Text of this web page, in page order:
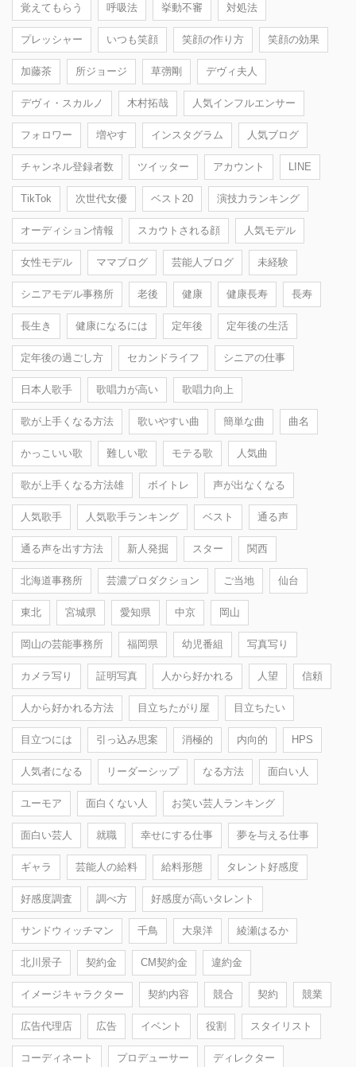
覚えてもらう 呼吸法 挙動不審 対処法
プレッシャー いつも笑顔 笑顔の作り方 笑顔の効果
加藤茶 所ジョージ 草彅剛 デヴィ夫人
デヴィ・スカルノ 木村拓哉 人気インフルエンサー
フォロワー 増やす インスタグラム 人気ブログ
チャンネル登録者数 ツイッター アカウント LINE
TikTok 次世代女優 ベスト20 演技力ランキング
オーディション情報 スカウトされる顔 人気モデル
女性モデル ママブログ 芸能人ブログ 未経験
シニアモデル事務所 老後 健康 健康長寿 長寿
長生き 健康になるには 定年後 定年後の生活
定年後の過ごし方 セカンドライフ シニアの仕事
日本人歌手 歌唱力が高い 歌唱力向上
歌が上手くなる方法 歌いやすい曲 簡単な曲 曲名
かっこいい歌 難しい歌 モテる歌 人気曲
歌が上手くなる方法雄 ボイトレ 声が出なくなる
人気歌手 人気歌手ランキング ベスト 通る声
通る声を出す方法 新人発掘 スター 関西
北海道事務所 芸濃プロダクション ご当地 仙台
東北 宮城県 愛知県 中京 岡山
岡山の芸能事務所 福岡県 幼児番組 写真写り
カメラ写り 証明写真 人から好かれる 人望 信頼
人から好かれる方法 目立ちたがり屋 目立ちたい
目立つには 引っ込み思案 消極的 内向的 HPS
人気者になる リーダーシップ なる方法 面白い人
ユーモア 面白くない人 お笑い芸人ランキング
面白い芸人 就職 幸せにする仕事 夢を与える仕事
ギャラ 芸能人の給料 給料形態 タレント好感度
好感度調査 調べ方 好感度が高いタレント
サンドウィッチマン 千鳥 大泉洋 綾瀬はるか
北川景子 契約金 CM契約金 違約金
イメージキャラクター 契約内容 競合 契約 競業
広告代理店 広告 イベント 役割 スタイリスト
コーディネート プロデューサー ディレクター